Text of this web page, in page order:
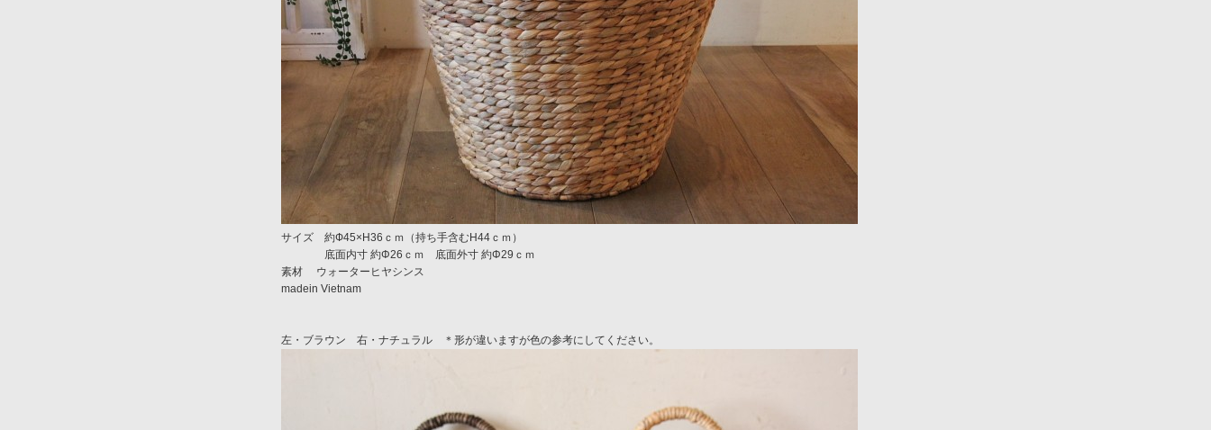
サイズ 約Ф45×H36ｃｍ（持ち手含むH44ｃｍ）
底面内寸 約Φ26ｃｍ 底面外寸 約Φ29ｃｍ
素材 ウォーターヒヤシンス
madein Vietnam
左・ブラウン 右・ナチュラル ＊形が違いますが色の参考にしてください。